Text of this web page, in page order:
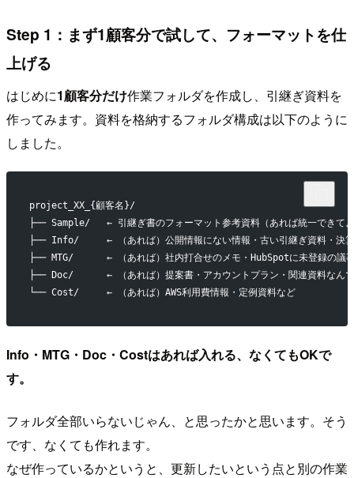
Step 1：まず1顧客分で試して、フォーマットを仕
上げる
はじめに1顧客分だけ作業フォルダを作成し、引継ぎ資料を
作ってみます。資料を格納するフォルダ構成は以下のように
しました。
project_XX_{顧客名}/
├── Sample/   ← 引継ぎ書のフォーマット参考資料（あれば統一できて
├── Info/     ← （あれば）公開情報にない情報・古い引継ぎ資料・決算
├── MTG/      ← （あれば）社内打合せのメモ・HubSpotに未登録の議
├── Doc/      ← （あれば）提案書・アカウントプラン・関連資料なん
└── Cost/     ← （あれば）AWS利用費情報・定例資料など
Info・MTG・Doc・Costはあれば入れる、なくてもOKで
す。
フォルダ全部いらないじゃん、と思ったかと思います。そう
です、なくても作れます。
なぜ作っているかというと、更新したいという点と別の作業